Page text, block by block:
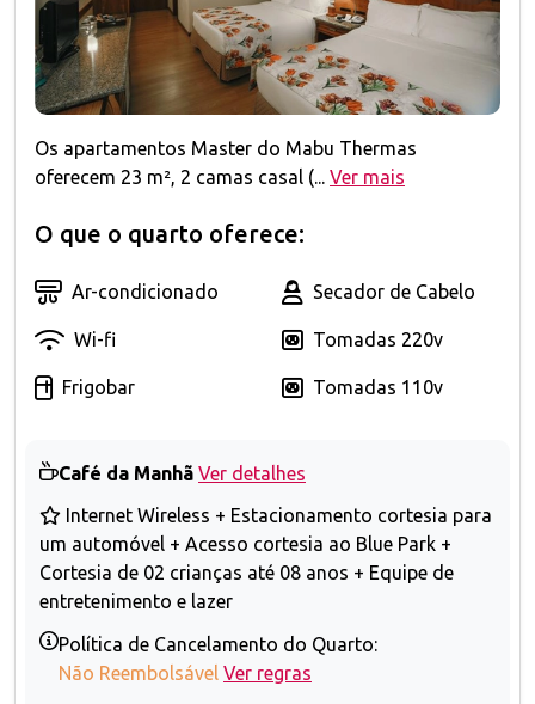
Os apartamentos Master do Mabu Thermas
oferecem 23 m², 2 camas casal (... Ver mais
O que o quarto oferece:
Ar-condicionado Secador de Cabelo
Wi-fi Tomadas 220v
Frigobar Tomadas 110v
Café da Manhã Ver detalhes
Internet Wireless + Estacionamento cortesia para
um automóvel + Acesso cortesia ao Blue Park +
Cortesia de 02 crianças até 08 anos + Equipe de
entretenimento e lazer
Política de Cancelamento do Quarto:
Não Reembolsável Ver regras